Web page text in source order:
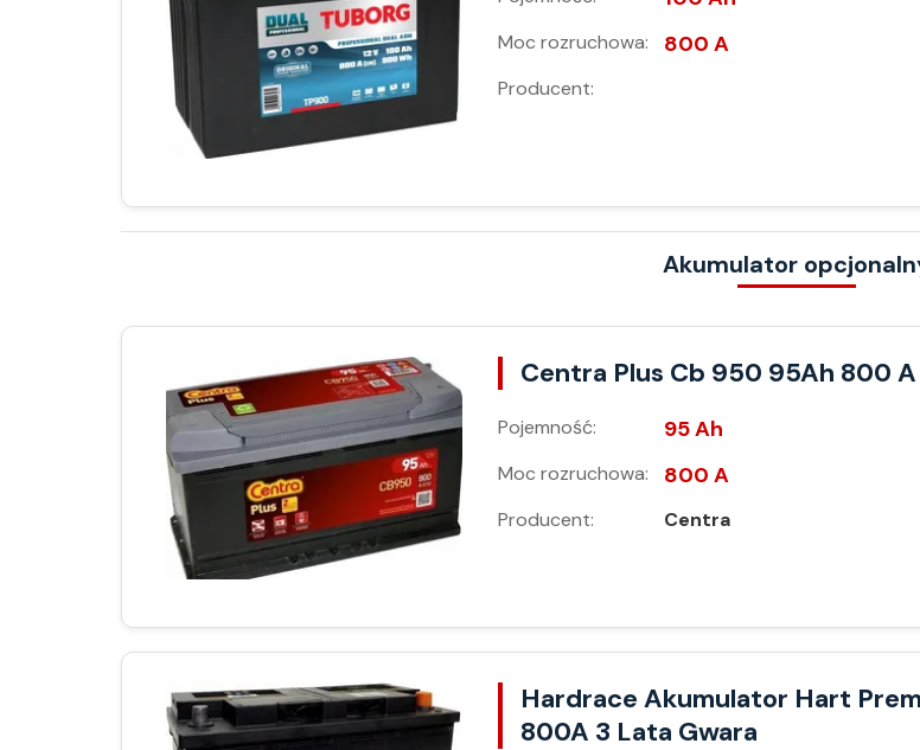
Moc rozruchowa: 800 A
Producent:
Akumulator
Centra Plus Cb 950 95Ah 800 A
Pojemność: 95 Ah
Moc rozruchowa: 800 A
Producent: Centra
Hardrace Akumulator Hart
800A 3 Lata Gwara